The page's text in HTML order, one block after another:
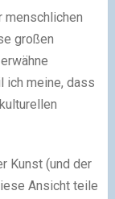
großen
ich meine, dass
Kunst (und der
Ansicht teile